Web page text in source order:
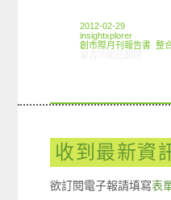
2012-02-29
insightxplorer
創市際月刊報告書 ,整
收到最新資
欲訂閱電子報請填寫表